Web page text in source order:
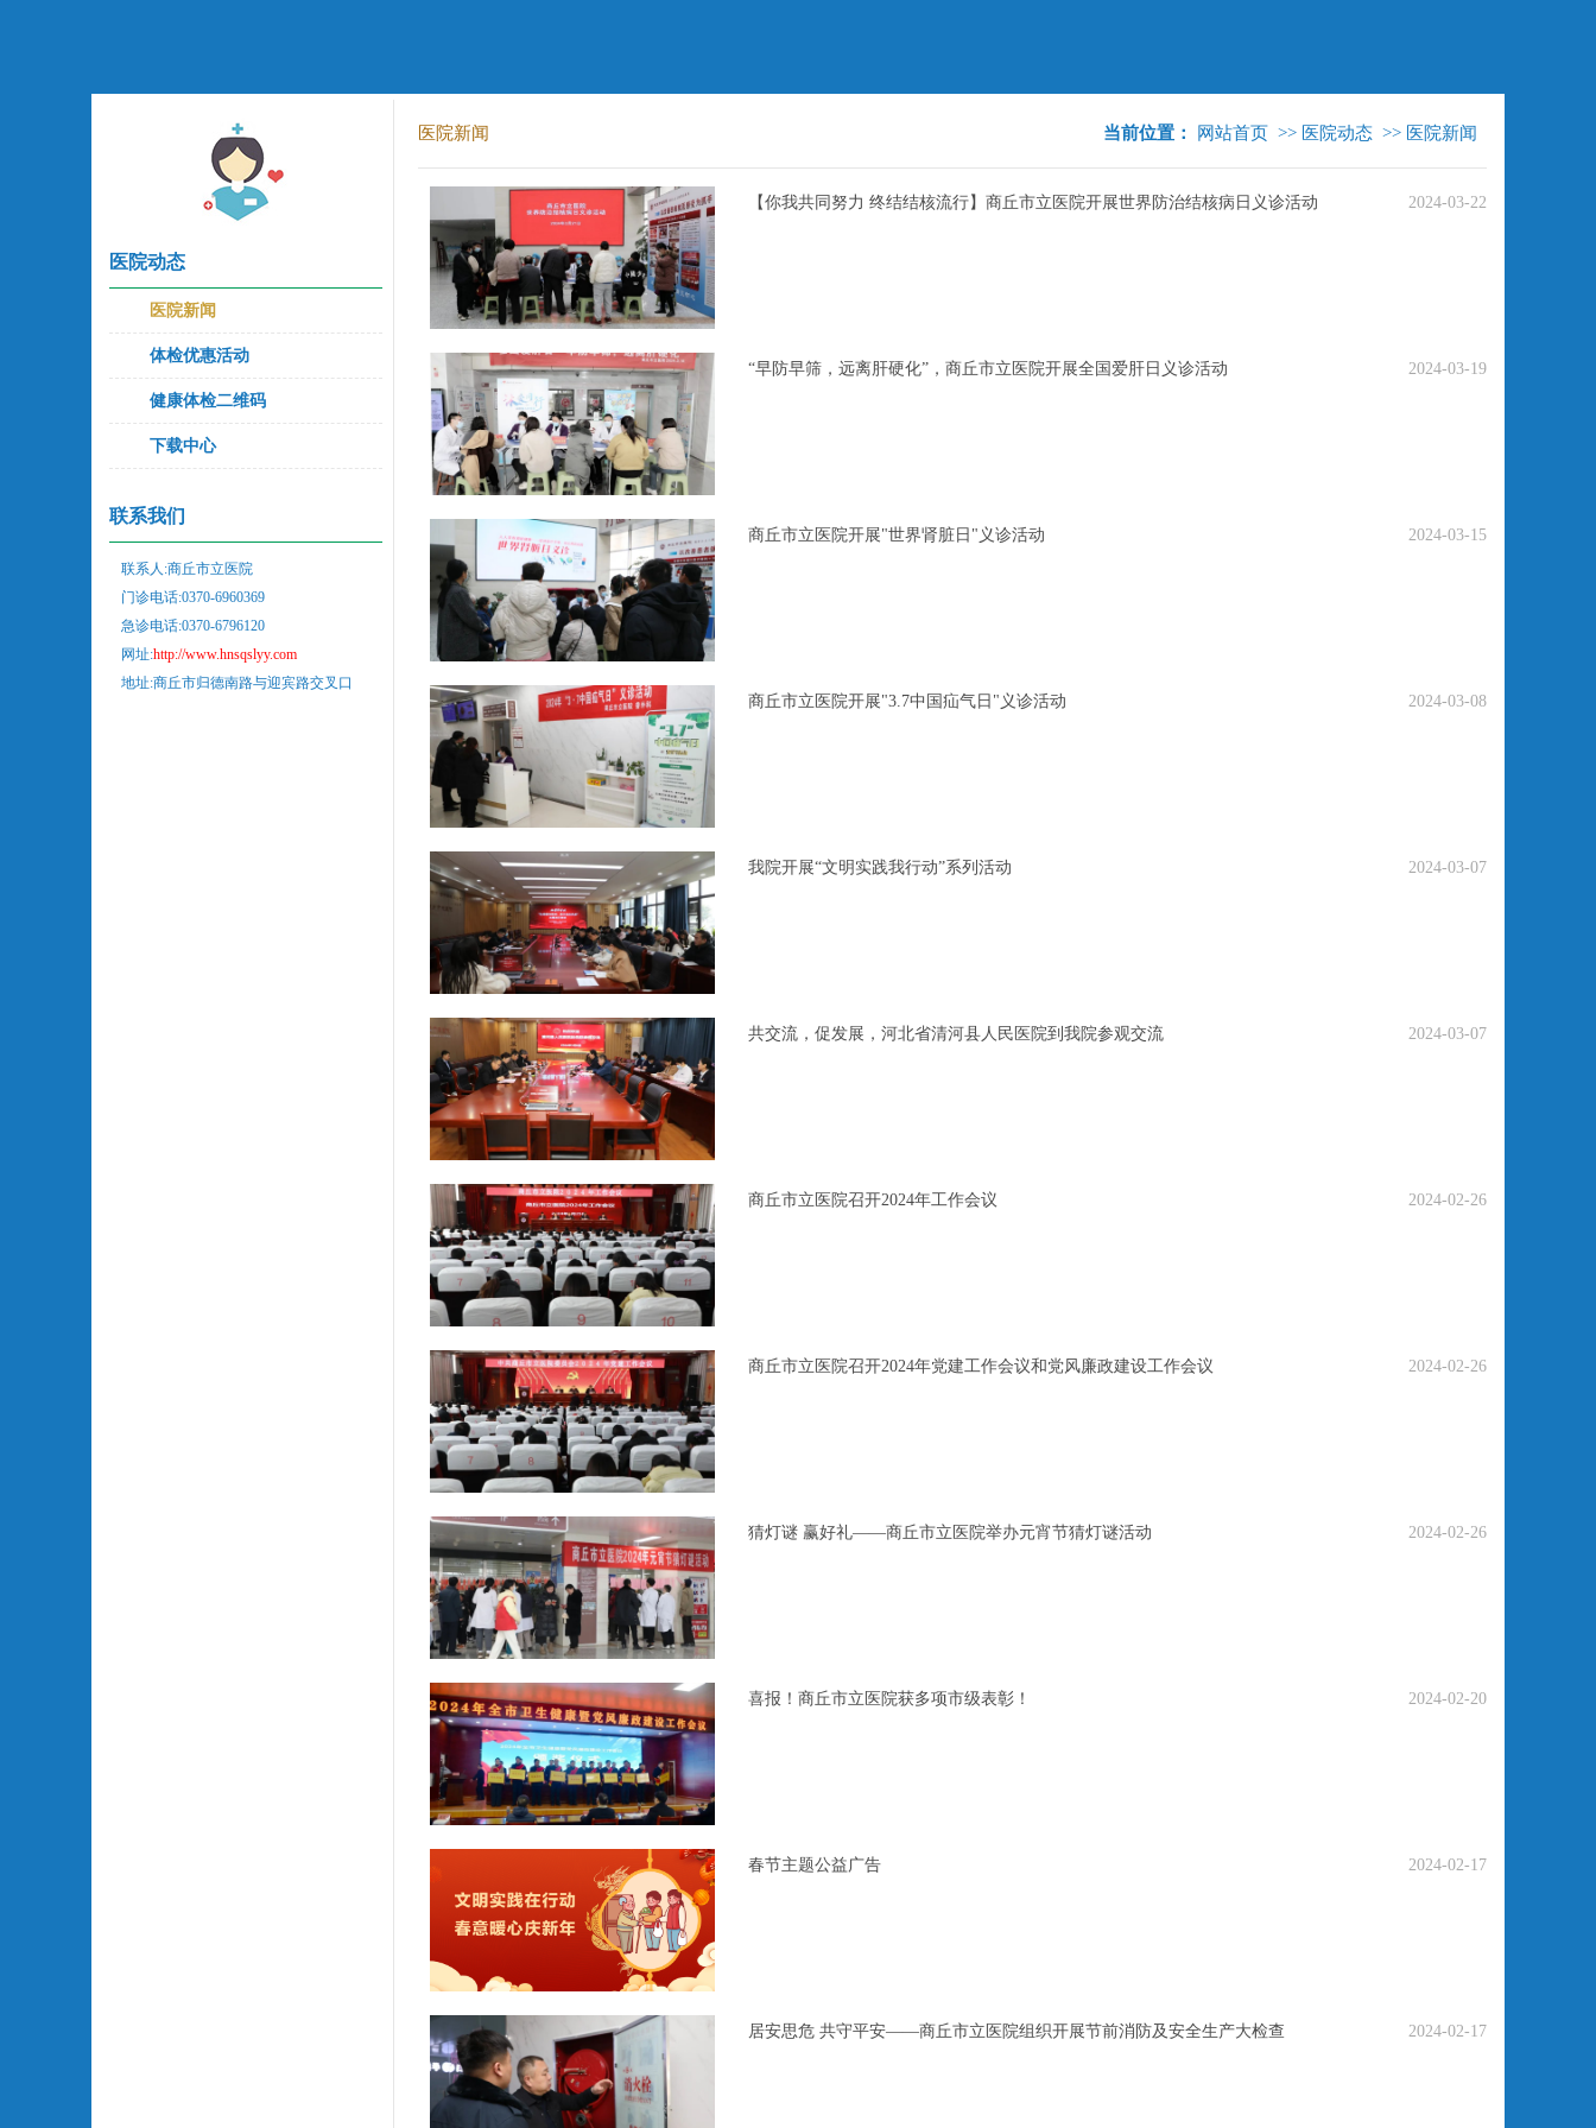
医院动态
医院新闻
体检优惠活动
健康体检二维码
下载中心
联系我们
联系人:商丘市立医院
门诊电话:0370-6960369
急诊电话:0370-6796120
网址:http://www.hnsqslyy.com
地址:商丘市归德南路与迎宾路交叉口
医院新闻 当前位置： 网站首页 >> 医院动态 >> 医院新闻
2024-03-22
【你我共同努力 终结结核流行】商丘市立医院开展世界防治结核病日义诊活动
2024-03-19
“早防早筛，远离肝硬化”，商丘市立医院开展全国爱肝日义诊活动
2024-03-15
商丘市立医院开展"世界肾脏日"义诊活动
2024-03-08
商丘市立医院开展"3.7中国疝气日"义诊活动
2024-03-07
我院开展“文明实践我行动”系列活动
2024-03-07
共交流，促发展，河北省清河县人民医院到我院参观交流
2024-02-26
商丘市立医院召开2024年工作会议
2024-02-26
商丘市立医院召开2024年党建工作会议和党风廉政建设工作会议
2024-02-26
猜灯谜 赢好礼——商丘市立医院举办元宵节猜灯谜活动
2024-02-20
喜报！商丘市立医院获多项市级表彰！
2024-02-17
春节主题公益广告
2024-02-17
居安思危 共守平安——商丘市立医院组织开展节前消防及安全生产大检查